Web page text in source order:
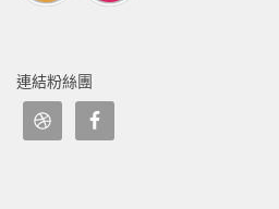
連結粉絲團